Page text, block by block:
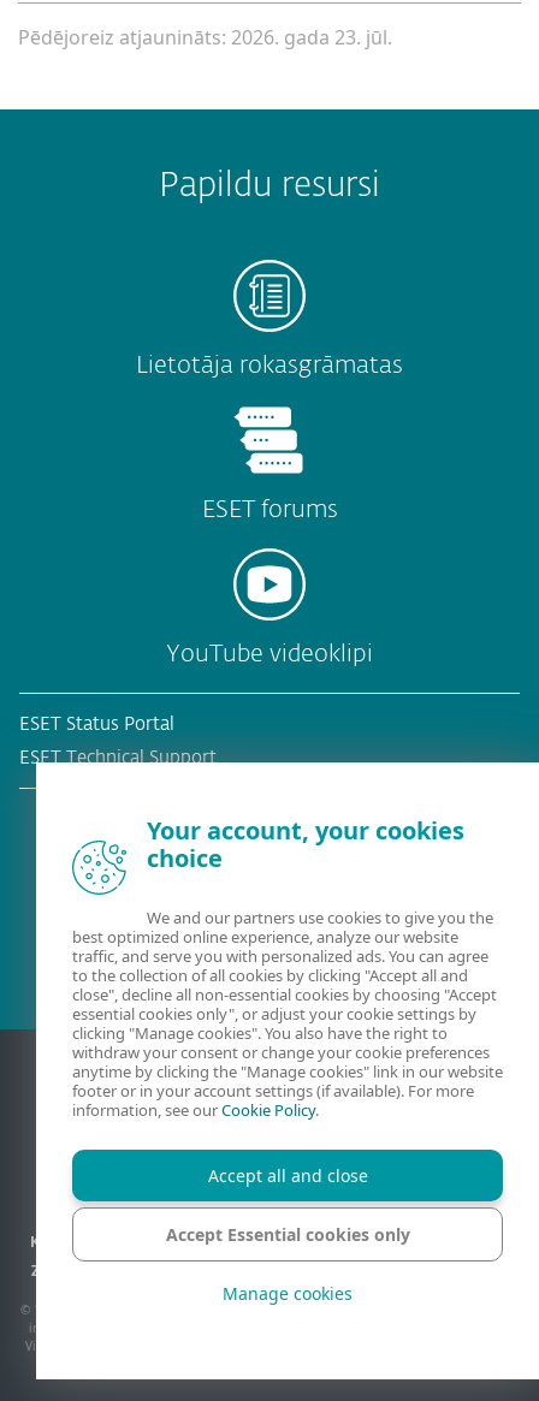
Pēdējoreiz atjaunināts: 2026. gada 23. jūl.
Papildu resursi
Lietotāja rokasgrāmatas
ESET forums
YouTube videoklipi
ESET Status Portal
ESET Technical Support
Esošais klients?
Kontaktinformācija Konfidencialitāte
Juridiskā informācija
Ziņot par ievainojamībām
© 1992 - 2026 ESET, spol. s r.o. - Visas tiesības paturētas. Šeit izmantotās preču zīmes
ir ESET, spol. s r.o. vai ESET North America preču zīmes vai reģistrētas preču zīmes.
Visi pārējie nosaukumi un zīmoli ir to atbilstošo uzņēmumu reģistrētas preču zīmes.
Your account, your cookies
choice
We and our partners use cookies to give you the
best optimized online experience, analyze our website
traffic, and serve you with personalized ads. You can agree
to the collection of all cookies by clicking "Accept all and
close", decline all non-essential cookies by choosing "Accept
essential cookies only", or adjust your cookie settings by
clicking "Manage cookies". You also have the right to
withdraw your consent or change your cookie preferences
anytime by clicking the "Manage cookies" link in our website
footer or in your account settings (if available). For more
information, see ourCookie Policy.
Accept all and close
Accept Essential cookies only
Manage cookies